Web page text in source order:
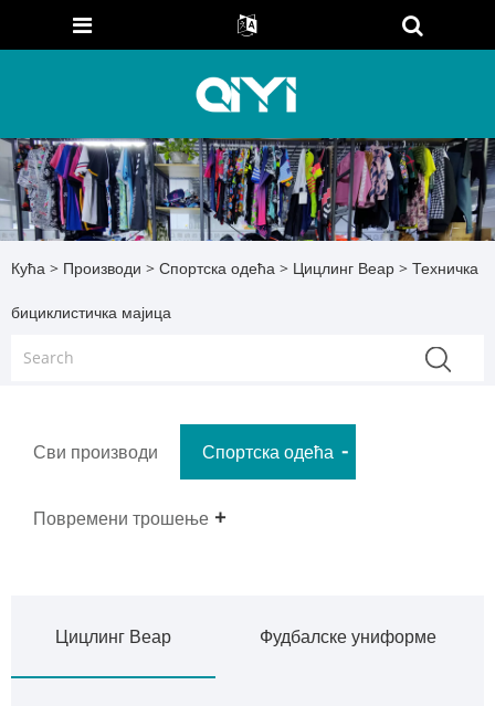
Кућа > Производи > Спортска одећа > Цицлинг Веар > Техничка
бициклистичка мајица
Сви производи Спортска одећа
Повремени трошење
Цицлинг Веар Фудбалске униформе